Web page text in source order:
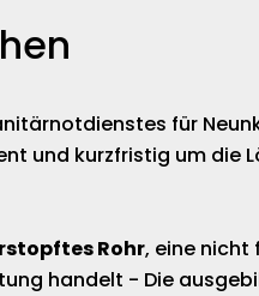
für
und kurzfristig um die
Rohr, eine nicht
handelt - Die